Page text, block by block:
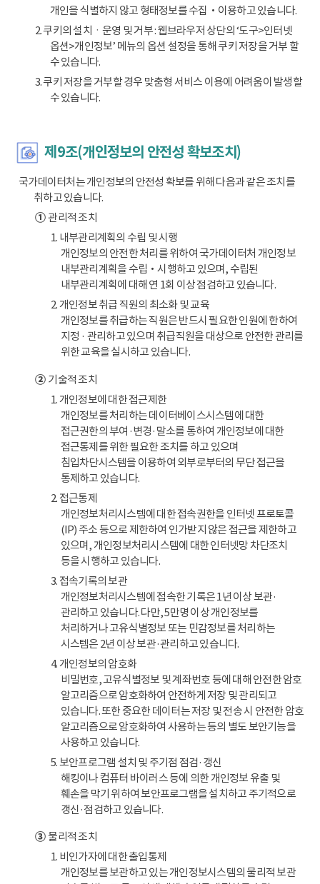
개인을 식별하지 않고 형태정보를 수집‧이용하고 있습니다.
2. 쿠키의 설치ㆍ운영 및 거부 : 웹브라우저 상단의 ‘도구>인터넷
옵션>개인정보’ 메뉴의 옵션 설정을 통해 쿠키 저장을 거부 할
수 있습니다.
3. 쿠키 저장을 거부할 경우 맞춤형 서비스 이용에 어려움이 발생할
수 있습니다.
제9조(개인정보의 안전성 확보조치)
국가데이터처는 개인정보의 안전성 확보를 위해 다음과 같은 조치를
취하고 있습니다.
①관리적 조치
1. 내부관리계획의 수립 및 시행
개인정보의 안전한 처리를 위하여 국가데이터처 개인정보
내부관리계획을 수립‧시행하고 있으며, 수립된
내부관리계획에 대해 연 1회 이상 점검하고 있습니다.
2. 개인정보 취급 직원의 최소화 및 교육
개인정보를 취급하는 직원은 반드시 필요한 인원에 한하여
지정 · 관리하고 있으며 취급직원을 대상으로 안전한 관리를
위한 교육을 실시하고 있습니다.
②기술적 조치
1. 개인정보에 대한 접근제한
개인정보를 처리하는 데이터베이스시스템에 대한
접근권한의 부여·변경·말소를 통하여 개인정보에 대한
접근통제를 위한 필요한 조치를 하고 있으며
침입차단시스템을 이용하여 외부로부터의 무단 접근을
통제하고 있습니다.
2. 접근통제
개인정보처리시스템에 대한 접속권한을 인터넷 프로토콜
(IP) 주소 등으로 제한하여 인가받지 않은 접근을 제한하고
있으며, 개인정보처리시스템에 대한 인터넷망 차단조치
등을 시행하고 있습니다.
3. 접속기록의 보관
개인정보처리시스템에 접속한 기록은 1년 이상 보관·
관리하고 있습니다. 다만, 5만명 이상 개인정보를
처리하거나 고유식별정보 또는 민감정보를 처리하는
시스템은 2년 이상 보관·관리하고 있습니다.
4. 개인정보의 암호화
비밀번호, 고유식별정보 및 계좌번호 등에 대해 안전한 암호
알고리즘으로 암호화하여 안전하게 저장 및 관리되고
있습니다. 또한 중요한 데이터는 저장 및 전송 시 안전한 암호
알고리즘으로 암호화하여 사용하는 등의 별도 보안기능을
사용하고 있습니다.
5. 보안프로그램 설치 및 주기점 점검·갱신
해킹이나 컴퓨터 바이러스 등에 의한 개인정보 유출 및
훼손을 막기 위하여 보안프로그램을 설치하고 주기적으로
갱신·점검하고 있습니다.
③물리적 조치
1. 비인가자에 대한 출입통제
개인정보를 보관하고 있는 개인정보시스템의 물리적 보관